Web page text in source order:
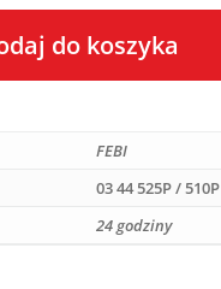
do koszyka
FEBI
03 44 525P / 510P
24 godziny